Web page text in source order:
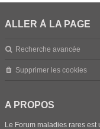
ALLER À LA PAGE
Recherche avancée
Supprimer les cookies
A PROPOS
Le Forum maladies rares est